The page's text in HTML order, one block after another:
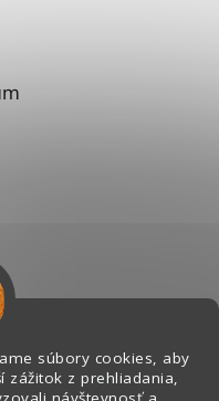
súbory cookies, aby
zážitok z prehliadania,